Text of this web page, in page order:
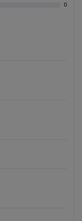
0